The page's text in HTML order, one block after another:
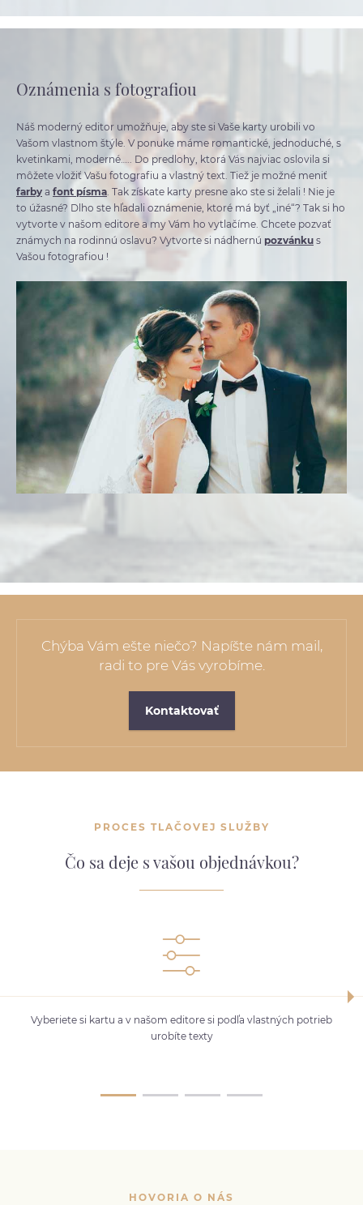
Oznámenia s fotografiou
Náš moderný editor umožňuje, aby ste si Vaše karty urobili vo
Vašom vlastnom štýle. V ponuke máme romantické, jednoduché, s
kvetinkami, moderné….. Do predlohy, ktorá Vás najviac oslovila si
môžete vložiť Vašu fotografiu a vlastný text. Tiež je možné meniť
farby a font písma. Tak získate karty presne ako ste si želali ! Nie je
to úžasné? Dlho ste hľadali oznámenie, ktoré má byť „iné“? Tak si ho
vytvorte v našom editore a my Vám ho vytlačíme. Chcete pozvať
známych na rodinnú oslavu? Vytvorte si nádhernú pozvánku s
Vašou fotografiou !
Chýba Vám ešte niečo? Napíšte nám mail,
radi to pre Vás vyrobíme.
Kontaktovať
PROCES TLAČOVEJ SLUŽBY
Čo sa deje s vašou objednávkou?
Vyberiete si kartu a v našom editore si podľa vlastných potrieb
urobíte texty
HOVORIA O NÁS